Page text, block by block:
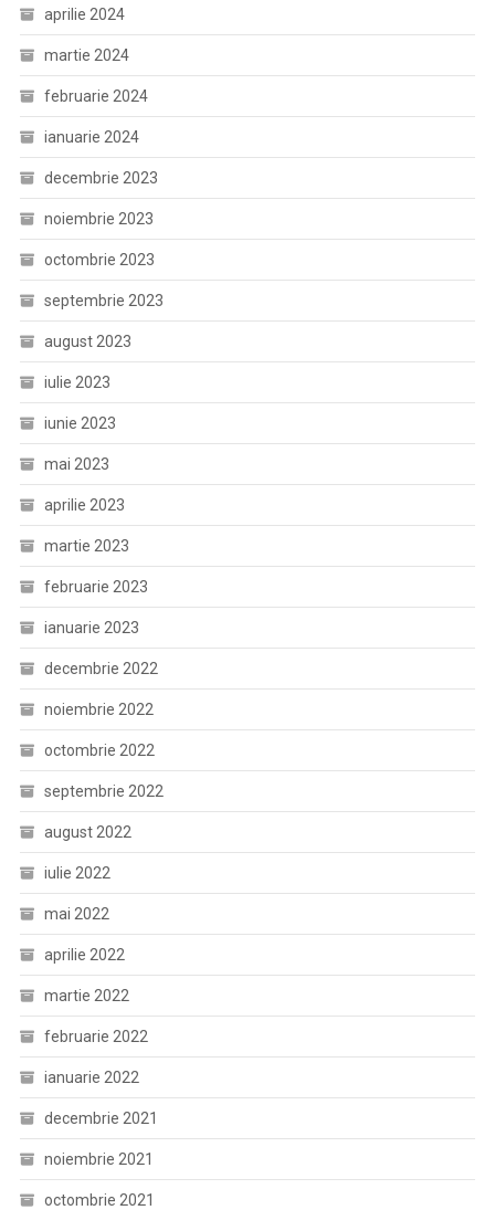
aprilie 2024
martie 2024
februarie 2024
ianuarie 2024
decembrie 2023
noiembrie 2023
octombrie 2023
septembrie 2023
august 2023
iulie 2023
iunie 2023
mai 2023
aprilie 2023
martie 2023
februarie 2023
ianuarie 2023
decembrie 2022
noiembrie 2022
octombrie 2022
septembrie 2022
august 2022
iulie 2022
mai 2022
aprilie 2022
martie 2022
februarie 2022
ianuarie 2022
decembrie 2021
noiembrie 2021
octombrie 2021